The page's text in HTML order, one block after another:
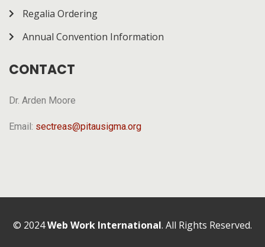
Regalia Ordering
Annual Convention Information
CONTACT
Dr. Arden Moore
Email: sectreas@pitausigma.org
© 2024Web Work International. All Rights Reserved.